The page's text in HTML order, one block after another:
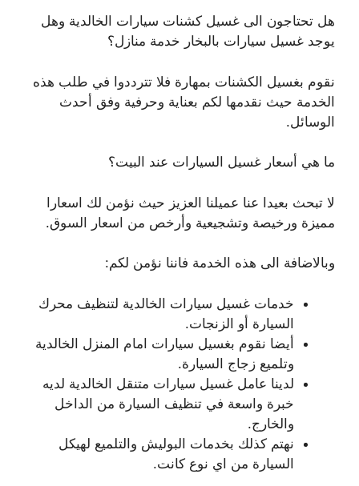
هل تحتاجون الى غسيل كشنات سيارات الخالدية وهل
يوجد غسيل سيارات بالبخار خدمة منازل؟
نقوم بغسيل الكشنات بمهارة فلا تترددوا في طلب هذه
الخدمة حيث نقدمها لكم بعناية وحرفية وفق أحدث
الوسائل.
ما هي أسعار غسيل السيارات عند البيت؟
لا تبحث بعيدا عنا عميلنا العزيز حيث نؤمن لك اسعارا
مميزة ورخيصة وتشجيعية وأرخص من اسعار السوق.
وبالاضافة الى هذه الخدمة فاننا نؤمن لكم:
خدمات غسيل سيارات الخالدية لتنظيف محرك
السيارة أو الزنجات.
أيضا نقوم بغسيل سيارات امام المنزل الخالدية
وتلميع زجاج السيارة.
لدينا عامل غسيل سيارات متنقل الخالدية لديه
خبرة واسعة في تنظيف السيارة من الداخل
والخارج.
نهتم كذلك بخدمات البوليش والتلميع لهيكل
السيارة من اي نوع كانت.